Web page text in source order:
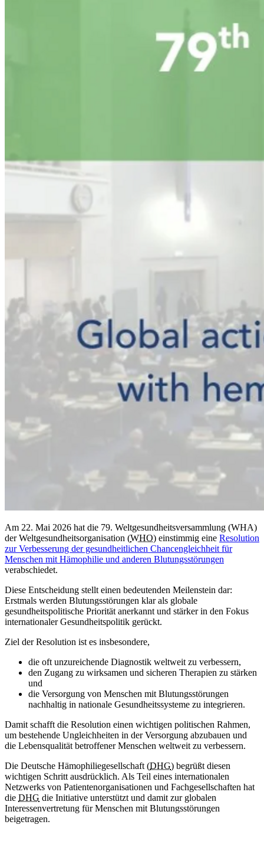
Am 22. Mai 2026 hat die 79. Weltgesundheitsversammlung (WHA)
der Weltgesundheitsorganisation (WHO) einstimmig eine Resolution
zur Verbesserung der gesundheitlichen Chancengleichheit für
Menschen mit Hämophilie und anderen Blutungsstörungen
verabschiedet.
Diese Entscheidung stellt einen bedeutenden Meilenstein dar:
Erstmals werden Blutungsstörungen klar als globale
gesundheitspolitische Priorität anerkannt und stärker in den Fokus
internationaler Gesundheitspolitik gerückt.
Ziel der Resolution ist es insbesondere,
die oft unzureichende Diagnostik weltweit zu verbessern,
den Zugang zu wirksamen und sicheren Therapien zu stärken
und
die Versorgung von Menschen mit Blutungsstörungen
nachhaltig in nationale Gesundheitssysteme zu integrieren.
Damit schafft die Resolution einen wichtigen politischen Rahmen,
um bestehende Ungleichheiten in der Versorgung abzubauen und
die Lebensqualität betroffener Menschen weltweit zu verbessern.
Die Deutsche Hämophiliegesellschaft (DHG) begrüßt diesen
wichtigen Schritt ausdrücklich. Als Teil eines internationalen
Netzwerks von Patientenorganisationen und Fachgesellschaften hat
die DHG die Initiative unterstützt und damit zur globalen
Interessenvertretung für Menschen mit Blutungsstörungen
beigetragen.